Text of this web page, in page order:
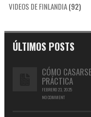
VIDEOS DE FINLANDIA(92)
ÚLTIMOS POSTS
CÓMO
PRÁCTICA
FEBRERO 23, 2025
NO COMMENT